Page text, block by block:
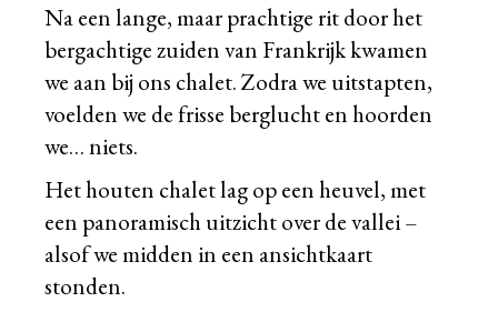
Na een lange, maar prachtige rit door het
bergachtige zuiden van Frankrijk kwamen
we aan bij ons chalet. Zodra we uitstapten,
voelden we de frisse berglucht en hoorden
we… niets.
Het houten chalet lag op een heuvel, met
een panoramisch uitzicht over de vallei –
alsof we midden in een ansichtkaart
stonden.